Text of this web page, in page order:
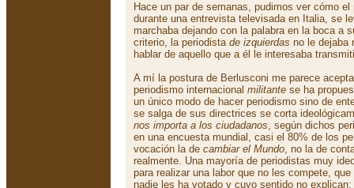
Hace un par de semanas, pudimos ver cómo
durante una entrevista televisada en Italia, se
marchaba dejando con la palabra en la boca a
criterio, la periodista de izquierdas no le dejaba
hablar de aquello que a él le interesaba
A mí la postura de Berlusconi me parece
periodismo internacional militante se ha
un único modo de hacer periodismo sino de
se salga de sus directrices se corta
nos importa a los ciudadanos, según dichos
en una encuesta mundial, casi el 80% de los
vocación la de cambiar el Mundo, no la de
realmente. Una mayoría de periodistas muy
para realizar una labor que no les compete,
nadie les ha votado y cuyo sentido no